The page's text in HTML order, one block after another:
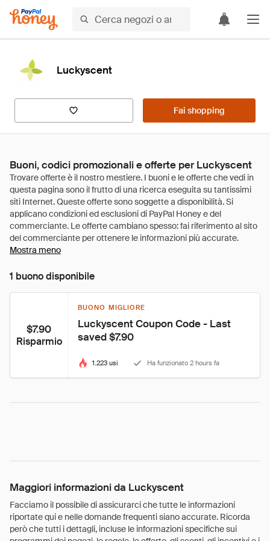
Luckyscent
Fai shopping
Buoni, codici promozionali e offerte per Luckyscent
Mostra meno
1 buono disponibile
$7.90
Risparmio
BUONO MIGLIORE
Luckyscent Coupon Code - Last
saved $7.90
1.223 usi Ha funzionato 2 hours fa
Maggiori informazioni da Luckyscent
Facciamo il possibile di assicurarci che tutte le informazioni
riportate qui e nelle domande frequenti siano accurate. Ricorda
però che tutti i dettagli, incluse le informazioni specifiche sui